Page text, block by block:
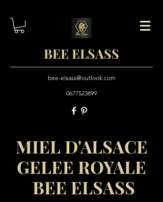
BEE ELSASS
bee-elsass@outlook.com
0677523899
MIEL D'ALSACE
GELEE ROYALE
BEE ELSASS